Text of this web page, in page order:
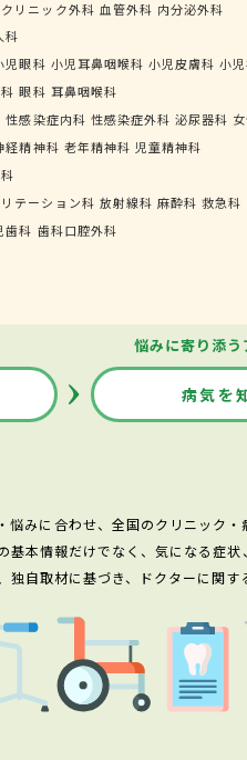
リニック外科 血管外科 内分泌外科
科
児眼科 小児耳鼻咽喉科 小児皮膚科 小
眼科 耳鼻咽喉科
性感染症内科 性感染症外科 泌尿器科
経精神科 老年精神科 児童精神科
テーション科 放射線科 麻酔科 救急科
歯科 歯科口腔外科
悩みに寄り添う
病気を
悩みに合わせ、全国のクリニック
本情報だけでなく、気になる症
独自取材に基づき、ドクターに関